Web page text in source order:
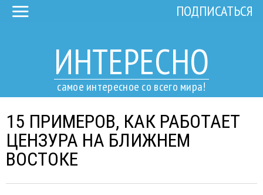
ИНТЕРЕСНО
самое интересное со всего мира!
ПОДПИСАТЬСЯ
15 ПРИМЕРОВ, КАК РАБОТАЕТ
ЦЕНЗУРА НА БЛИЖНЕМ
ВОСТОКЕ